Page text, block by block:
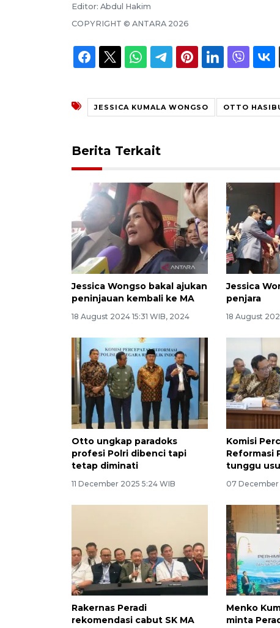
Editor: Abdul Hakim
COPYRIGHT © ANTARA 2026
JESSICA KUMALA WONGSO OTTO
Berita Terkait
Jessica Wongso bakal ajukan
peninjauan kembali ke MA
18 August 2024 15:31 WIB, 2024
Jessica
penjara
18 August
Otto ungkap paradoks
profesi Polri dibenci tapi
tetap diminati
11 December 2025 5:24 WIB
Komisi
Reformasi
tunggu
07 December
Rakernas Peradi
rekomendasi cabut SK MA
Menko
minta